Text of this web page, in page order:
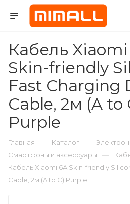
Кабель
Skin-friendly
Fast Charging
Cable, 2м (A to
Purple
Главная — Каталог —
Смартфоны и аксессуары —
Кабель Xiaomi 6A Skin-friendly
Cable, 2м (A to C) Purple